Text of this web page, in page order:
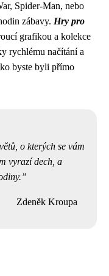
Spider-Man, nebo
zábavy. Hry pro
grafikou a kolekce
rychlému načítání a
byste byli přímo
o kterých se vám
vyrazí dech, a
Zdeněk Kroupa